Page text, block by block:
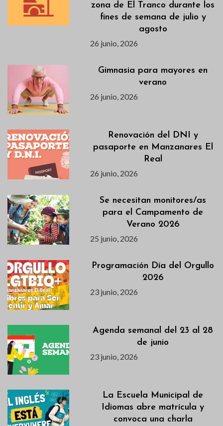
zona de El Tranco durante los
fines de semana de julio y
agosto
26 junio, 2026
Gimnasia para mayores en
verano
26 junio, 2026
Renovación del DNI y
pasaporte en Manzanares El
Real
26 junio, 2026
Se necesitan monitores/as
para el Campamento de
Verano 2026
25 junio, 2026
Programación Día del Orgullo
2026
23 junio, 2026
Agenda semanal del 23 al 28
de junio
23 junio, 2026
La Escuela Municipal de
Idiomas abre matrícula y
convoca una charla